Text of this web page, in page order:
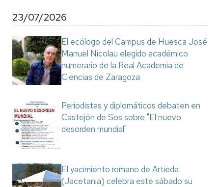
23/07/2026
El ecólogo del Campus de Huesca José
Manuel Nicolau elegido académico
numerario de la Real Academia de
Ciencias de Zaragoza
Periodistas y diplomáticos debaten en
Castejón de Sos sobre "El nuevo
desorden mundial"
El yacimiento romano de Artieda
(Jacetania) celebra este sábado su